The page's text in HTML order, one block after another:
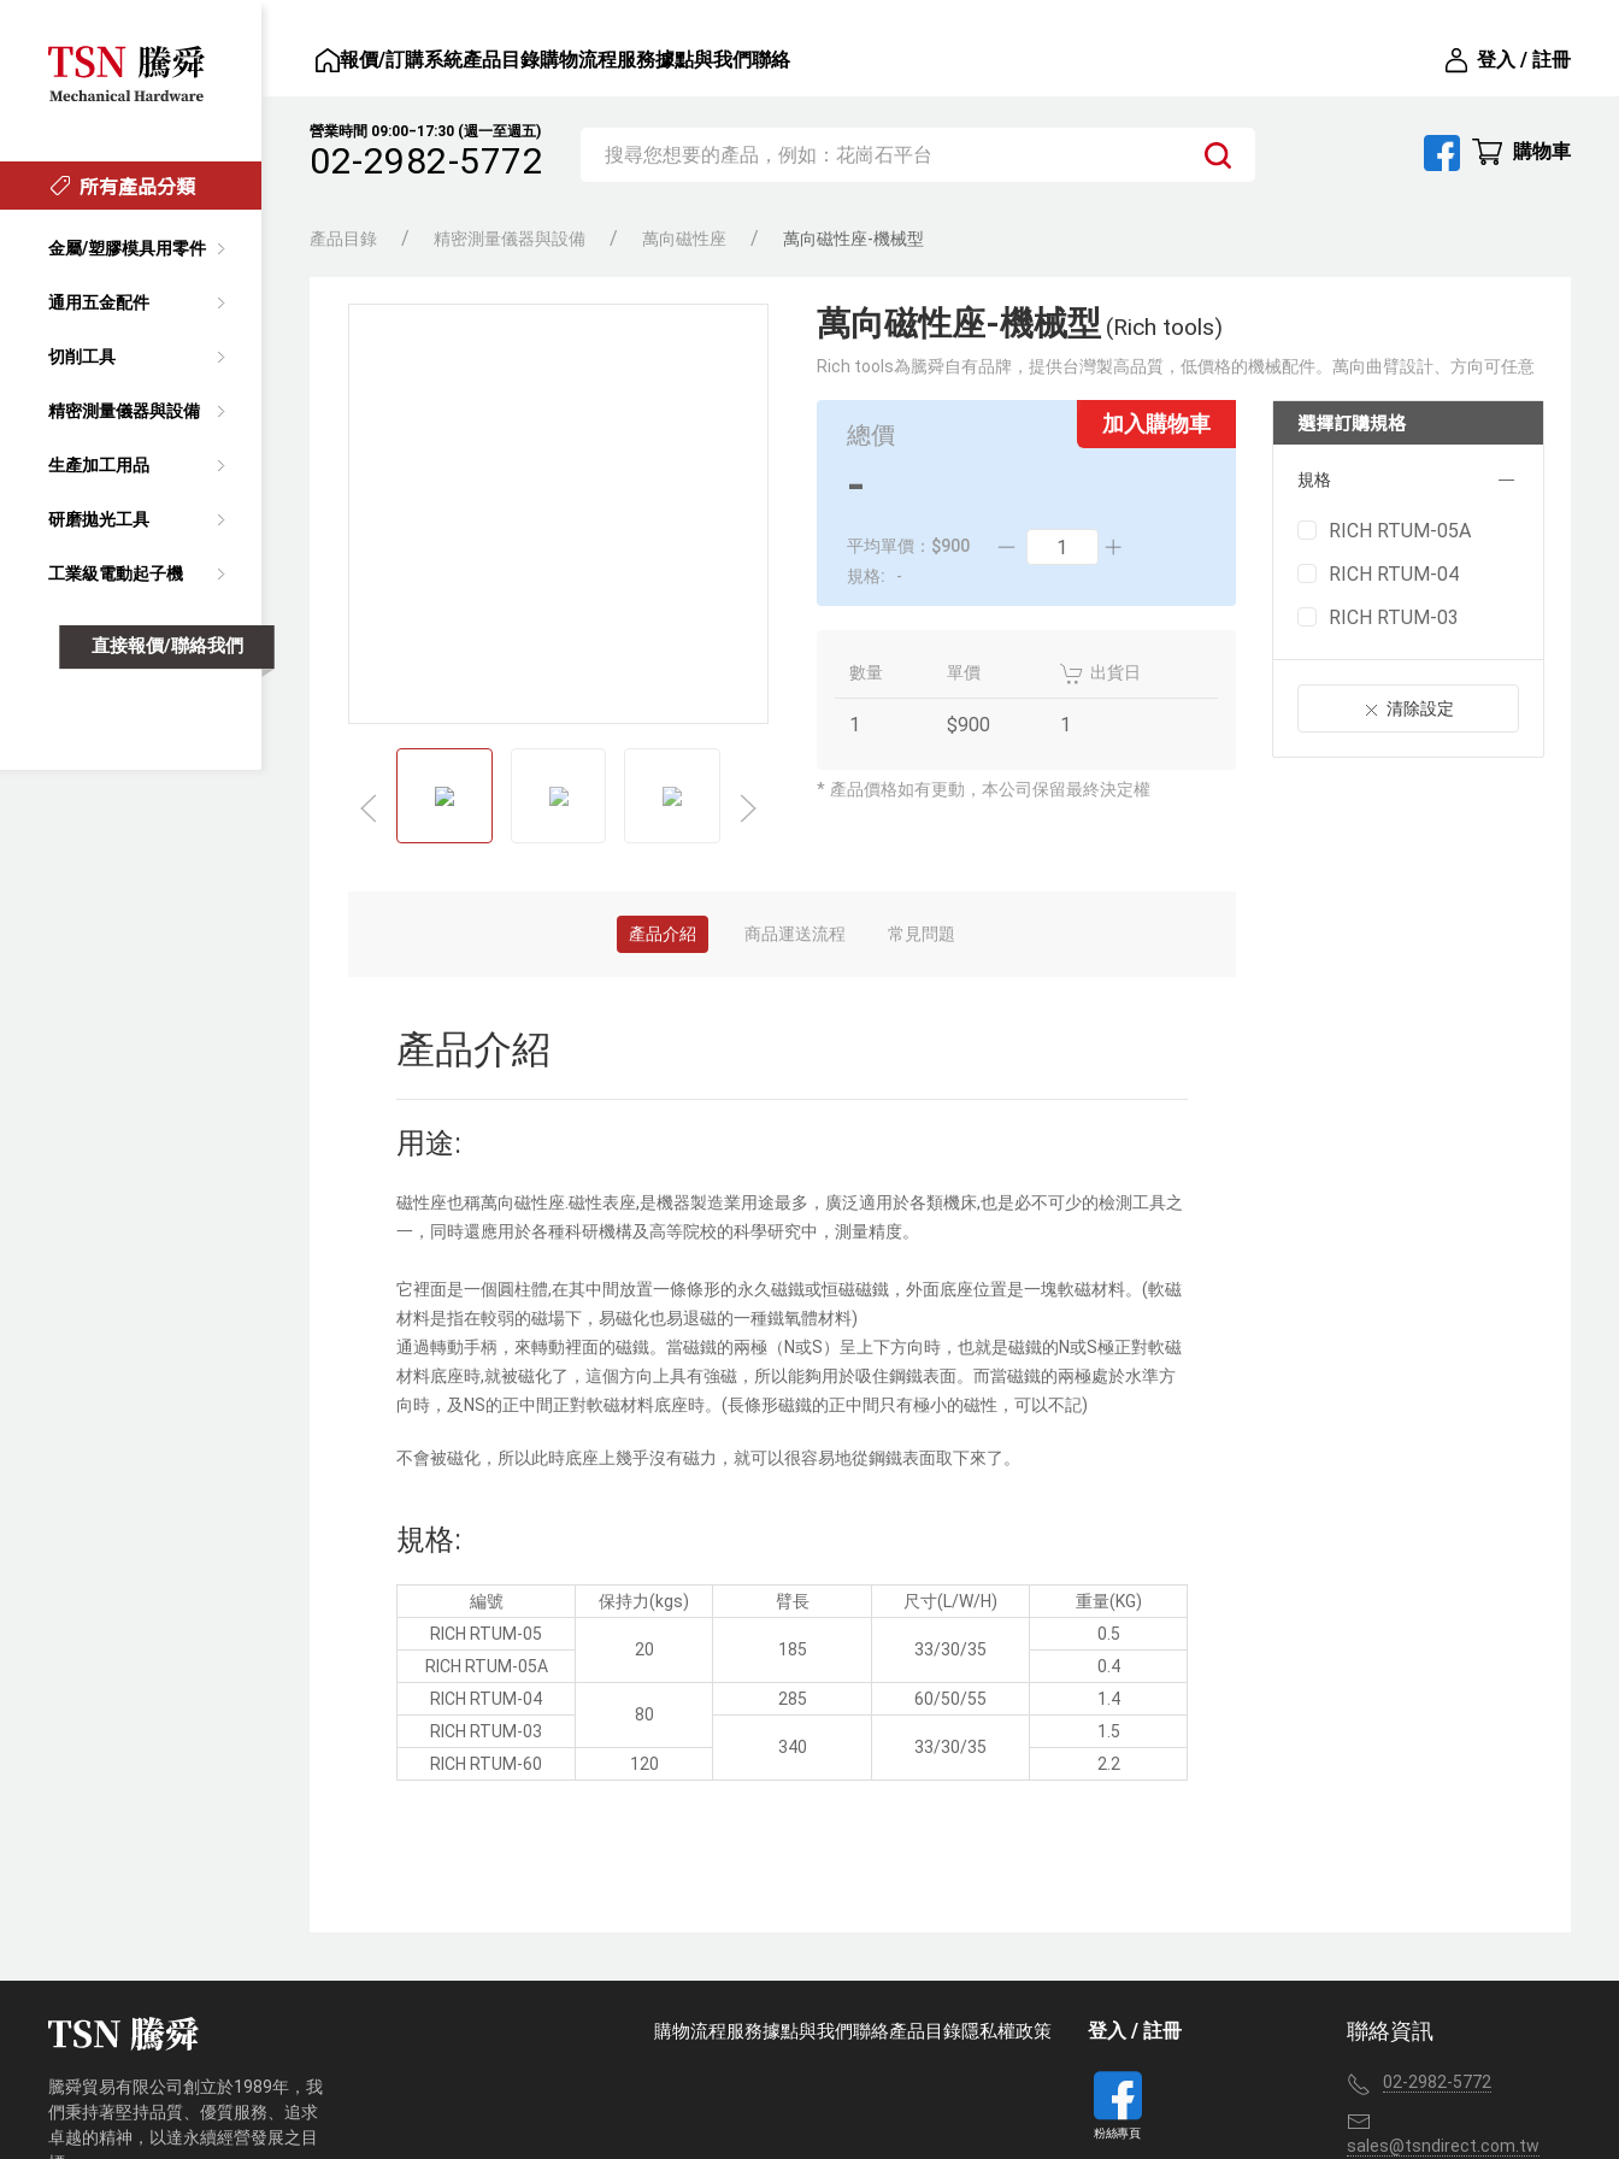
所有產品分類
金屬/塑膠模具用零件
通用五金配件
切削工具
精密測量儀器與設備
生產加工用品
研磨拋光工具
工業級電動起子機
直接報價/聯絡我們
報價/訂購系統產品目錄購物流程服務據點與我們聯絡 登入 / 註冊
營業時間 09:00‒17:30 (週一至週五)
02-2982-5772 購物車
產品目錄 精密測量儀器與設備 萬向磁性座 萬向磁性座-機械型
萬向磁性座-機械型 (Rich tools)
Rich tools為騰舜自有品牌，提供台灣製高品質，低價格的機械配件。萬向曲臂設計、方向可任意
總價
-
平均單價：$900
加入購物車
規格: -
數量 單價 出貨日
1 $900 1
* 產品價格如有更動，本公司保留最終決定權
產品介紹 商品運送流程 常見問題
產品介紹
用途:
磁性座也稱萬向磁性座.磁性表座,是機器製造業用途最多，廣泛適用於各類機床,也是必不可少的檢測工具之
一，同時還應用於各種科研機構及高等院校的科學研究中，測量精度。
它裡面是一個圓柱體,在其中間放置一條條形的永久磁鐵或恒磁磁鐵，外面底座位置是一塊軟磁材料。(軟磁
材料是指在較弱的磁場下，易磁化也易退磁的一種鐵氧體材料)
通過轉動手柄，來轉動裡面的磁鐵。當磁鐵的兩極（N或S）呈上下方向時，也就是磁鐵的N或S極正對軟磁
材料底座時,就被磁化了，這個方向上具有強磁，所以能夠用於吸住鋼鐵表面。而當磁鐵的兩極處於水準方
向時，及NS的正中間正對軟磁材料底座時。(長條形磁鐵的正中間只有極小的磁性，可以不記)
不會被磁化，所以此時底座上幾乎沒有磁力，就可以很容易地從鋼鐵表面取下來了。
規格:
編號 保持力(kgs) 臂長 尺寸(L/W/H)
重量(KG)
RICH RTUM-05
20
185 33/30/35
0.5
RICH RTUM-05A
0.4
RICH RTUM-04
80
285 60/50/55
1.4
RICH RTUM-03
340
33/30/35
1.5
RICH RTUM-60
120 2.2
選擇訂購規格
規格
RICH RTUM-05A
RICH RTUM-04
RICH RTUM-03
清除設定
騰舜貿易有限公司創立於1989年，我
們秉持著堅持品質、優質服務、追求
卓越的精神，以達永續經營發展之目
購物流程服務據點與我們聯絡產品目錄隱私權政策 登入 / 註冊
粉絲專頁
聯絡資訊
02-2982-5772
sales@tsndirect.com.tw